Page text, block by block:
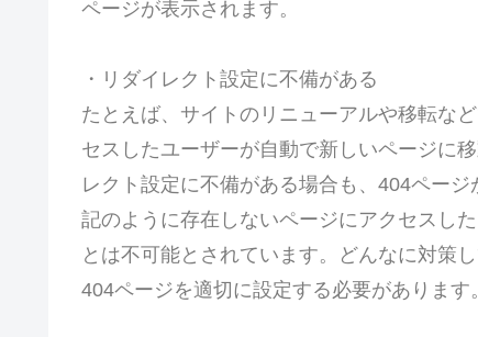
ページが表示されます。
・リダイレクト設定に不備がある
たとえば、サイトのリニューアルや移転な
セスしたユーザーが自動で新しいページに
レクト設定に不備がある場合も、404ペー
記のように存在しないページにアクセスし
とは不可能とされています。どんなに対策
404ページを適切に設定する必要があります。